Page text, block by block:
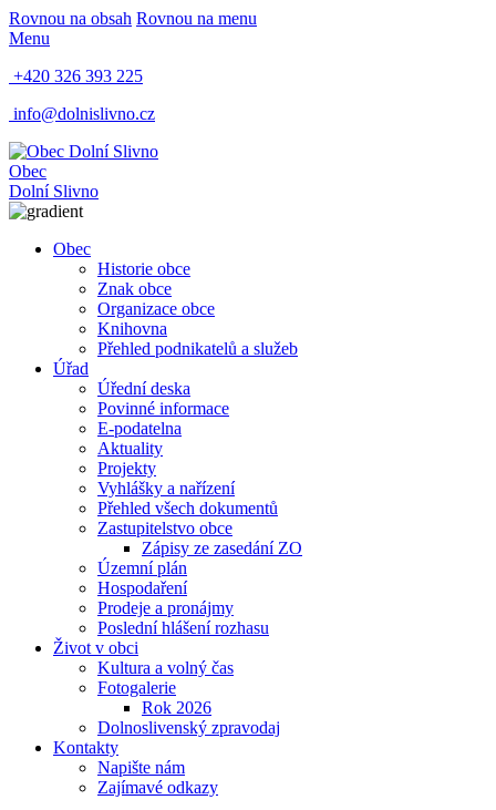
Rovnou na obsah Rovnou na menu
Menu
+420 326 393 225
info@dolnislivno.cz
Obec
Dolní Slivno
Obec
Historie obce
Znak obce
Organizace obce
Knihovna
Přehled podnikatelů a služeb
Úřad
Úřední deska
Povinné informace
E-podatelna
Aktuality
Projekty
Vyhlášky a nařízení
Přehled všech dokumentů
Zastupitelstvo obce
Zápisy ze zasedání ZO
Územní plán
Hospodaření
Prodeje a pronájmy
Poslední hlášení rozhasu
Život v obci
Kultura a volný čas
Fotogalerie
Rok 2026
Dolnoslivenský zpravodaj
Kontakty
Napište nám
Zajímavé odkazy